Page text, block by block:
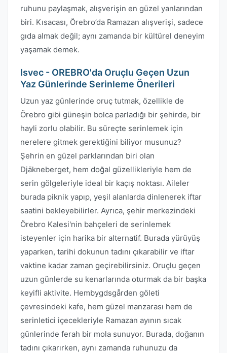
ruhunu paylaşmak, alışverişin en güzel yanlarından
biri. Kısacası, Örebro’da Ramazan alışverişi, sadece
gıda almak değil; aynı zamanda bir kültürel deneyim
yaşamak demek.
Isvec - OREBRO'da Oruçlu Geçen Uzun
Yaz Günlerinde Serinleme Önerileri
Uzun yaz günlerinde oruç tutmak, özellikle de
Örebro gibi güneşin bolca parladığı bir şehirde, bir
hayli zorlu olabilir. Bu süreçte serinlemek için
nerelere gitmek gerektiğini biliyor musunuz?
Şehrin en güzel parklarından biri olan
Djäkneberget, hem doğal güzellikleriyle hem de
serin gölgeleriyle ideal bir kaçış noktası. Aileler
burada piknik yapıp, yeşil alanlarda dinlenerek iftar
saatini bekleyebilirler. Ayrıca, şehir merkezindeki
Örebro Kalesi'nin bahçeleri de serinlemek
isteyenler için harika bir alternatif. Burada yürüyüş
yaparken, tarihi dokunun tadını çıkarabilir ve iftar
vaktine kadar zaman geçirebilirsiniz. Oruçlu geçen
uzun günlerde su kenarlarında oturmak da bir başka
keyifli aktivite. Hembygdsgården göleti
çevresindeki kafe, hem güzel manzarası hem de
serinletici içecekleriyle Ramazan ayının sıcak
günlerinde ferah bir mola sunuyor. Burada, doğanın
tadını çıkarırken, aynı zamanda ruhunuzu da